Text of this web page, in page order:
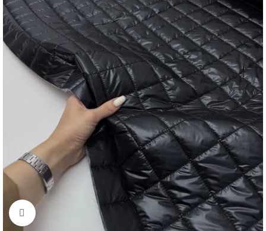
Нажмите, чтобы увеличить